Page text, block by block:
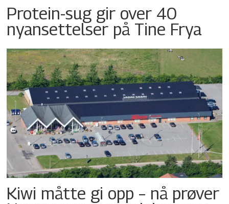
Protein-sug gir over 40
nyansettelser på Tine Frya
Kiwi måtte gi opp – nå prøver